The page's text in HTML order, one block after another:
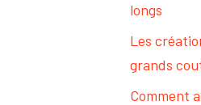
longs
Les
grands
Comment